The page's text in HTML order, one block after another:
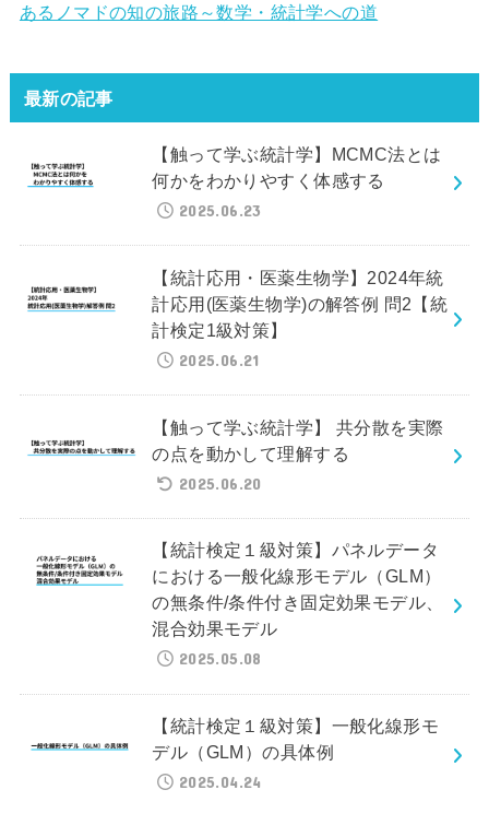
あるノマドの知の旅路～数学・統計学への道
最新の記事
【触って学ぶ統計学】MCMC法とは
何かをわかりやすく体感する
2025.06.23
【統計応用・医薬生物学】2024年統
計応用(医薬生物学)の解答例 問2【統
計検定1級対策】
2025.06.21
【触って学ぶ統計学】 共分散を実際
の点を動かして理解する
2025.06.20
【統計検定１級対策】パネルデータ
における一般化線形モデル（GLM）
の無条件/条件付き固定効果モデル、
混合効果モデル
2025.05.08
【統計検定１級対策】一般化線形モ
デル（GLM）の具体例
2025.04.24